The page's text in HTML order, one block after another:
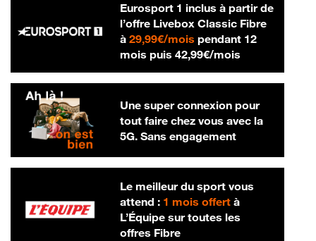
Eurosport 1 inclus à partir de
l’offre Livebox Classic Fibre
à 29,99€/mois29,99 € par mois
pendant 12
mois puis 42,99€/mois42,99 € par
Une super connexion pour
tout faire chez vous avec la
5G. Sans engagement
Le meilleur du sport vous
attend : 1 mois offertà
L’Équipe sur toutes les
offres Fibre